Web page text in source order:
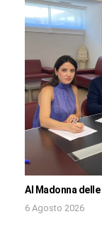
Al Madonna
6 Agosto 2026